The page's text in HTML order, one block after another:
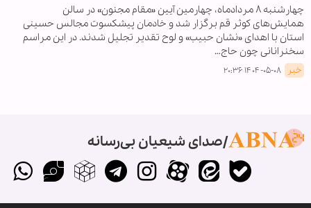
چهارشنبه ۸ مردادماه، چهارمین آیین «مقام مجنون» در سالن
همایش‌های کوثر قم برگزار شد و خادمان پیشکسوت مجالس حسینی
استان با اهدای «نشان حبیب» و لوح تقدیر تجلیل شدند. در این مراسم
سخنرانانی چون حاج…
خبر ۱۴۰۴-۰۵-۰۸ ۲۰:۳۶
صدای شیعیان بی‌رسانه